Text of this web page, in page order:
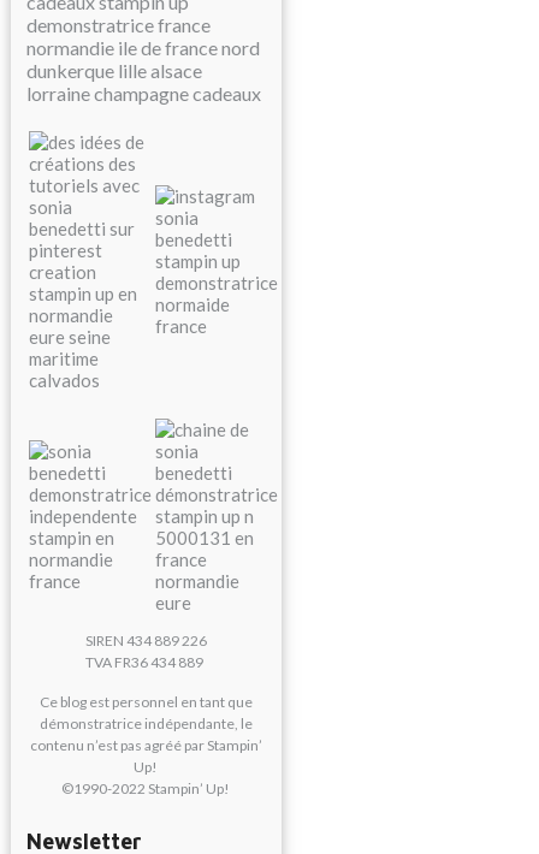
SIREN 434 889 226
TVA FR36 434 889
Ce blog est personnel en tant que
démonstratrice indépendante, le
contenu n’est pas agréé par Stampin’
Up!
©1990-2022 Stampin’ Up!
Newsletter